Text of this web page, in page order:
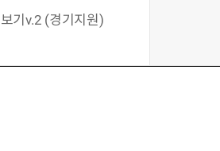
?
기v.2 (경기지원)